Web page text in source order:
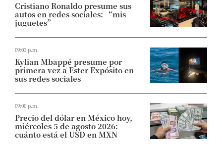
Cristiano Ronaldo presume sus
autos en redes sociales: “mis
juguetes”
09:03 p.m.
Kylian Mbappé presume por
primera vez a Ester Expósito en
sus redes sociales
09:00 p.m.
Precio del dólar en México hoy,
miércoles 5 de agosto 2026:
cuánto está el USD en MXN